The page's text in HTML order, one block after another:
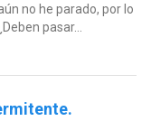
no he parado, por lo
pasar...